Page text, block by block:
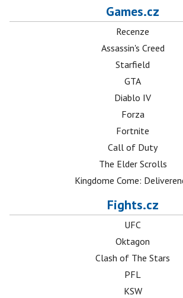
Games.cz
Recenze
Assassin's Creed
Starfield
GTA
Diablo IV
Forza
Fortnite
Call of Duty
The Elder Scrolls
Kingdome Come:
Fights.cz
UFC
Oktagon
Clash of The Stars
PFL
KSW